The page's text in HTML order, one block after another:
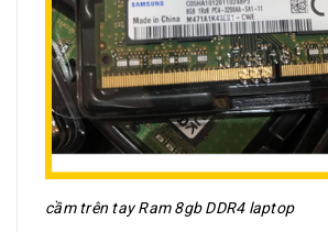
cầm trên tay Ram 8gb DDR4 laptop